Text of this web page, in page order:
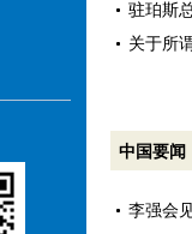
驻珀斯
关于所
中国要闻
李强会